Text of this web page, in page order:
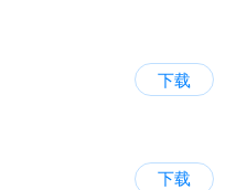
下载
下载